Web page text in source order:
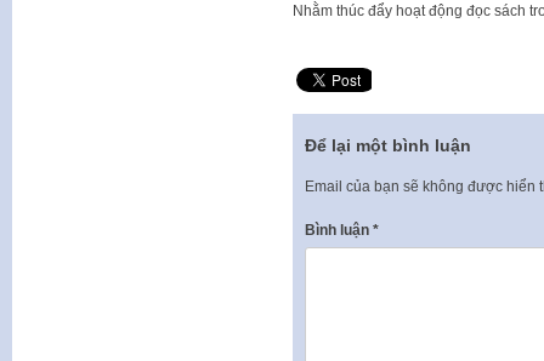
Nhằm thúc đẩy hoạt động đọc sách
Để lại một bình luận
Email của bạn sẽ không được hiển
Bình luận *